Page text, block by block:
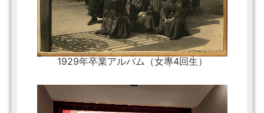
1929年卒業アルバム（女專4回生）